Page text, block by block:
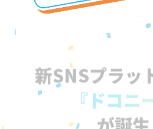
新SNSプラッ
『ドコニ
が誕